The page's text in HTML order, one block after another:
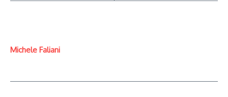
Michele Faliani